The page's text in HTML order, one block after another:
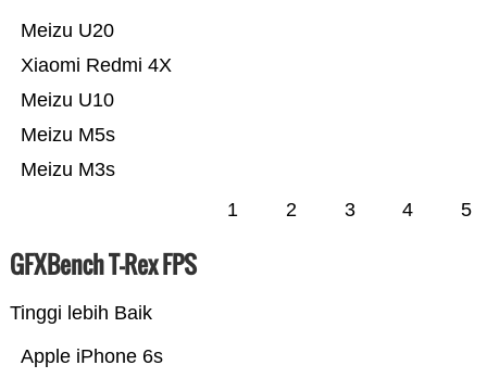
Meizu M3s
Meizu M5s
Meizu U10
Xiaomi Redmi 4X
Meizu U20
1 2 3 4 5
GFXBench T-Rex FPS
Tinggi lebih Baik
Apple iPhone 6s